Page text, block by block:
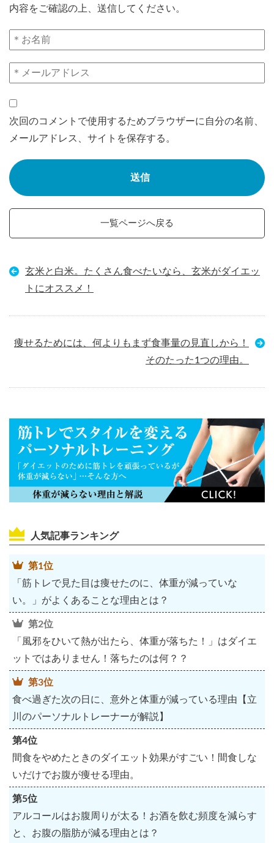
内容をご確認の上、送信してください。
次回のコメントで使用するためブラウザーに自分の名前、
メールアドレス、サイトを保存する。
一覧ページへ戻る
玄米と白米。たくさん食べたいなら、玄米がダイエッ
トにオススメ！
痩せるためには、何よりもまず食事量の見直しから！
そのたった1つの理由。
人気記事ランキング
第1位
「筋トレで見た目は痩せたのに、体重が減っていな
い。」がよくあることな理由とは？
第2位
「風邪をひいて熱が出たら、体重が落ちた！」はダイエ
ットではありません！落ちたのは何？？
第3位
食べ過ぎた次の日に、意外と体重が減っている理由【立
川のパーソナルトレーナーが解説】
第4位
間食をやめたときのダイエット効果がすごい！間食しな
いだけでお腹が痩せる理由。
第5位
アルコールはお腹周りが太る！お酒を飲む頻度を減らす
と、お腹の脂肪が減る理由とは？